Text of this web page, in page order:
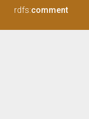
rdfs:comment